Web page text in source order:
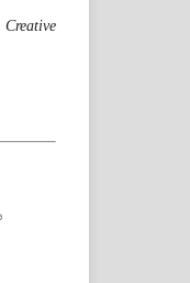
Creative